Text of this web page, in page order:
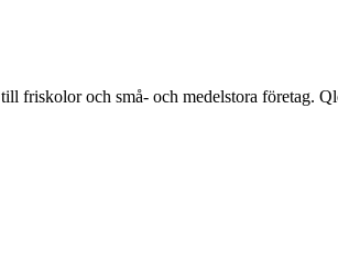
friskolor och små- och medelstora företag.